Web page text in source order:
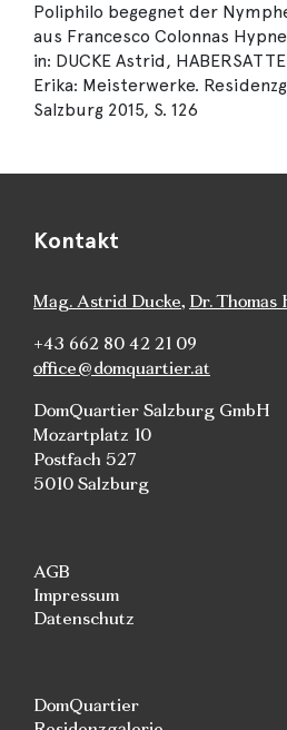
Poliphilo begegnet der
aus Francesco Colonnas
in: DUCKE Astrid,
Erika: Meisterwerke.
Salzburg 2015, S. 126
Kontakt
Mag. Astrid Ducke, Dr.
+43 662 80 42 21 09
office@domquartier.at
DomQuartier Salzburg GmbH
Mozartplatz 10
Postfach 527
5010 Salzburg
AGB
Impressum
Datenschutz
DomQuartier